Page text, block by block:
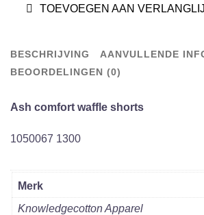
comfortTOEVOEGEN AAN
BESCHRIJVING
AANVULLENDE
BEOORDELINGEN (0)
Ash comfort waffle shorts
1050067 1300
Merk
Knowledgecotton Apparel